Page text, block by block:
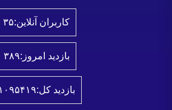
کاربران آنلاین:۳۵
بازدید امروز: ۳۸۹
بازدید کل:۱۰۹۵۴۱۹